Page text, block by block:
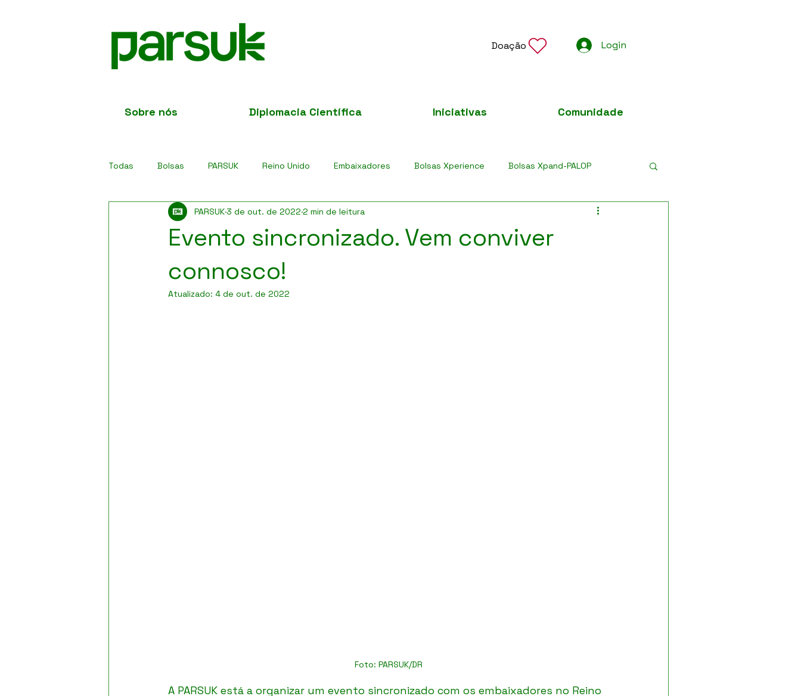
Doação Login
Sobre nós Diplomacia Científica Iniciativas Comunidade
Todas Bolsas PARSUK Reino Unido Embaixadores Bolsas Xperience Bolsas Xpand-PALOP
Bolsas Xplore LUSO BRF
Evento sincronizado. Vem conviver
connosco!
PARSUK 3 de out. de 2022 2 min de leitura
Atualizado: 4 de out. de 2022
Foto: PARSUK/DR
A PARSUK está a organizar um evento sincronizado com os embaixadores no Reino